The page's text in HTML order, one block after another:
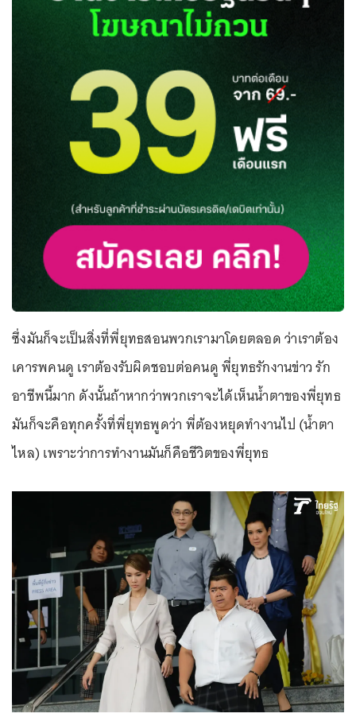
ซึ่งมันก็จะเป็นสิ่งที่พี่ยุทธสอนพวกเรามาโดยตลอด ว่าเราต้อง
เคารพคนดู เราต้องรับผิดชอบต่อคนดู พี่ยุทธรักงานข่าว รัก
อาชีพนี้มาก ดังนั้นถ้าหากว่าพวกเราจะได้เห็นน้ำตาของพี่ยุทธ
มันก็จะคือทุกครั้งที่พี่ยุทธพูดว่า พี่ต้องหยุดทำงานไป (น้ำตา
ไหล) เพราะว่าการทำงานมันก็คือชีวิตของพี่ยุทธ